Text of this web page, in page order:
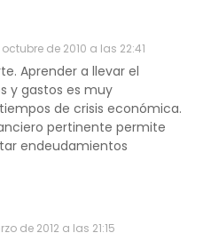
octubre de 2010 a las 22:41
Aprender a llevar el
y gastos es muy
de crisis económica.
pertinente permite
endeudamientos
de 2012 a las 21:15